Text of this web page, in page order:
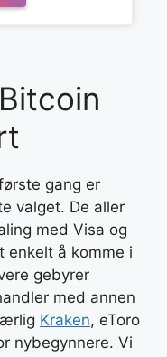
gang er
valget. De aller
med Visa og
enkelt å komme i
gebyrer
med annen
Kraken, eToro
nybegynnere. Vi